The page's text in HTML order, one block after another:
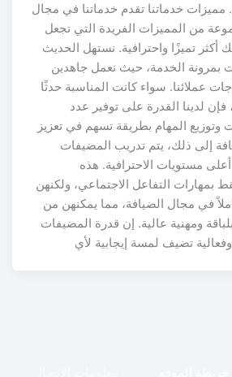
مميزات خدماتنا تقدم خدماتنا في مجال
من المميزات الفريدة التي تجعل
تميزًا واحترافية. نستهل الحديث
بمرونة الخدمة، حيث نعمل جاهدين
عملائنا. سواء كانت المناسبة حدثًا
فإن لدينا القدرة على توفير عدد
المهام بطريقة تسهم في تعزيز
إلى ذلك، يتم تدريب المضيفات
أعلى مستويات الاحترافية. هذه
بمهارات التفاعل الاجتماعي، ولكنهن
في مجال الضيافة، مما يمكنهن من
ومهنية عالية. إن قدرة المضيفات
تضيف لمسة إيجابية لأي